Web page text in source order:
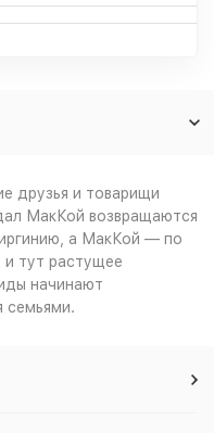
друзья и товарищи
МакКой возвращаются
а МакКой — по
и тут растущее
начинают
семьями.